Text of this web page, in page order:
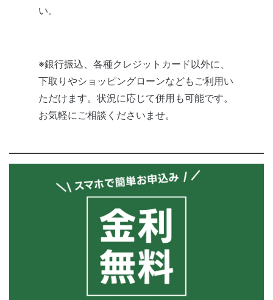
い。
※銀行振込、各種クレジットカード以外に、
下取りやショッピングローンなどもご利用い
ただけます。状況に応じて併用も可能です。
お気軽にご相談くださいませ。